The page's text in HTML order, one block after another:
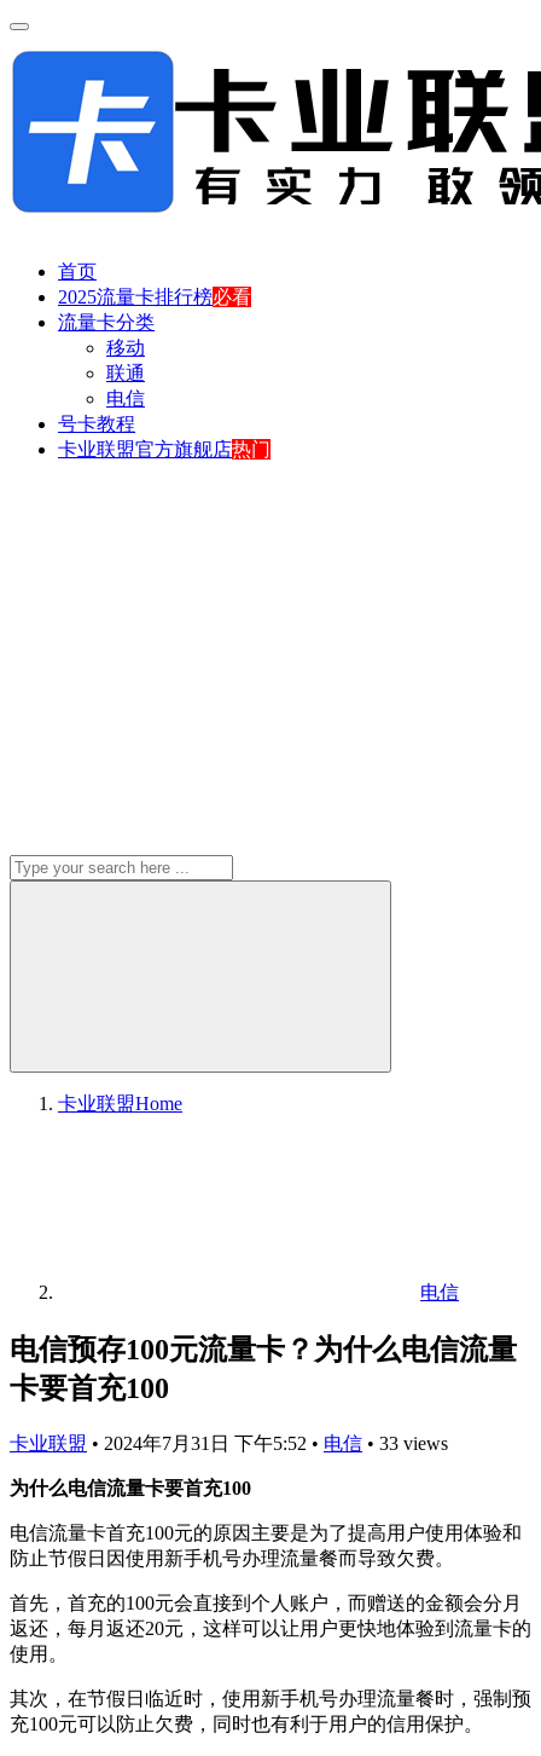
首页
2025流量卡排行榜必看
流量卡分类
移动
联通
电信
号卡教程
卡业联盟官方旗舰店热门
卡业联盟Home
电信
电信预存100元流量卡？为什么电信流量
卡要首充100
卡业联盟 • 2024年7月31日 下午5:52 • 电信 • 33 views
为什么电信流量卡要首充100
电信流量卡首充100元的原因主要是为了提高用户使用体验和
防止节假日因使用新手机号办理流量餐而导致欠费。
首先，首充的100元会直接到个人账户，而赠送的金额会分月
返还，每月返还20元，这样可以让用户更快地体验到流量卡的
使用。
其次，在节假日临近时，使用新手机号办理流量餐时，强制预
充100元可以防止欠费，同时也有利于用户的信用保护。